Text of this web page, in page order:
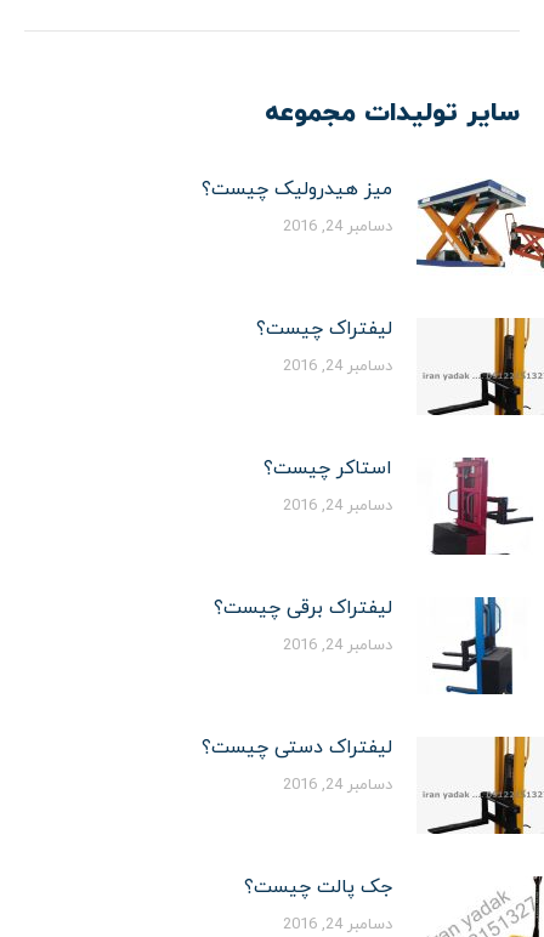
سایر تولیدات مجموعه
میز هیدرولیک چیست؟
دسامبر 24, 2016
لیفتراک چیست؟
دسامبر 24, 2016
استاکر چیست؟
دسامبر 24, 2016
لیفتراک برقی چیست؟
دسامبر 24, 2016
لیفتراک دستی چیست؟
دسامبر 24, 2016
جک پالت چیست؟
دسامبر 24, 2016